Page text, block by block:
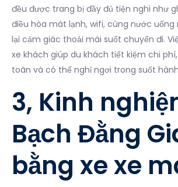
đều được trang bị đầy đủ tiện nghi như
điều hòa mát lạnh, wifi, cùng nước
lại cảm giác thoải mái suốt chuyến đi.
xe khách giúp du khách tiết kiệm chi
toàn và có thể nghỉ ngơi trong suốt
3, Kinh
Bạch Đằng
bằng xe xe